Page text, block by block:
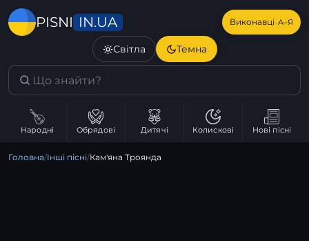
PISNI IN.UA Виконавці·А–Я
Світла Темна
Народні Обрядові Дитячі Колискові Нові пісні
Головна/Інші пісні/Кам'яна Троянда